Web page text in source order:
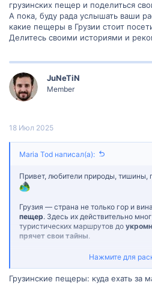
грузинских пещер и поделиться
А пока, буду рада услышать ваши
какие пещеры в Грузии стоит
Делитесь своими историями и
JuNeTiN
Member
18 Июл 2025
Maria Tod написал(а):
Привет, любители природы, тишины,
Грузия — страна не только гор и
пещер. Здесь их действительно
туристических маршрутов до
прячет свои тайны.
Каталог Madloba уже собрал
популярных пещер Грузии, которые
Прометея и Сатаплии до менее
впечатляющих:
Нажмите для
Грузинские пещеры: куда ехать за